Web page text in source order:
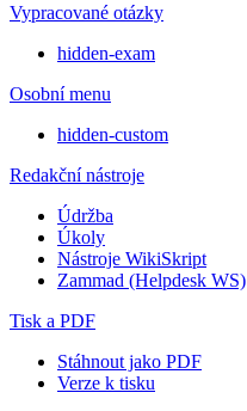
Vypracované otázky
hidden-exam
Osobní menu
hidden-custom
Redakční nástroje
Údržba
Úkoly
Nástroje WikiSkript
Zammad (Helpdesk WS)
Tisk a PDF
Stáhnout jako PDF
Verze k tisku